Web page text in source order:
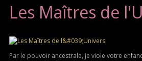
Les Maîtres de
Par le pouvoir ancestrale, je viole votre